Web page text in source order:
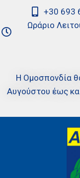
+30 693
Ωράριο
Η Ομοσπονδία
Αυγούστου έως